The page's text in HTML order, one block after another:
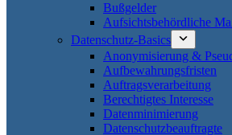
Bußgelder
Aufsichtsbehördliche
Datenschutz-Basics
Anonymisierung &
Aufbewahrungsfristen
Auftragsverarbeitung
Berechtigtes Interesse
Datenminimierung
Datenschutzbeauftragte